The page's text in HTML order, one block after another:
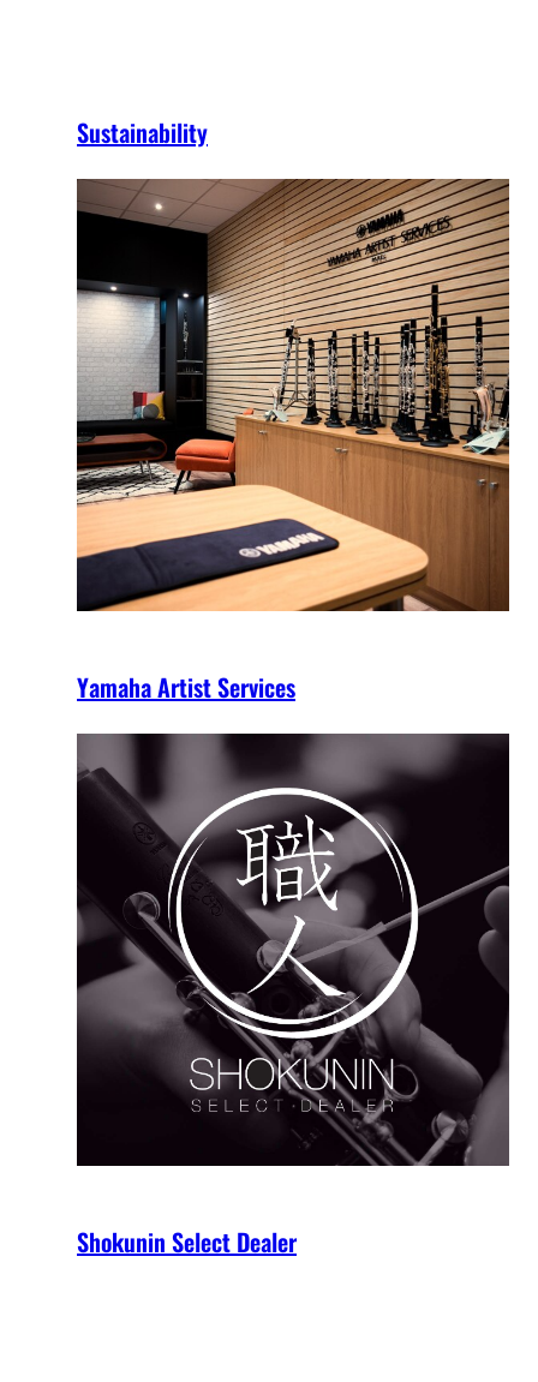
Sustainability
Yamaha Artist Services
Shokunin Select Dealer